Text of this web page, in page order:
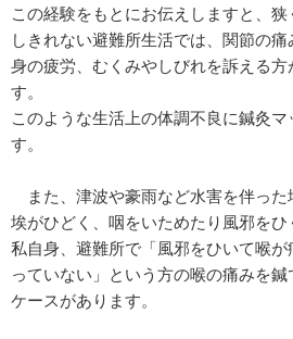
この経験をもとにお伝えしますと、
しきれない避難所生活では、関節の
身の疲労、むくみやしびれを訴える方
す。
このような生活上の体調不良に鍼灸
す。
また、津波や豪雨など水害を伴っ
埃がひどく、咽をいためたり風邪をひ
私自身、避難所で「風邪をひいて喉
っていない」という方の喉の痛みを
ケースがあります。